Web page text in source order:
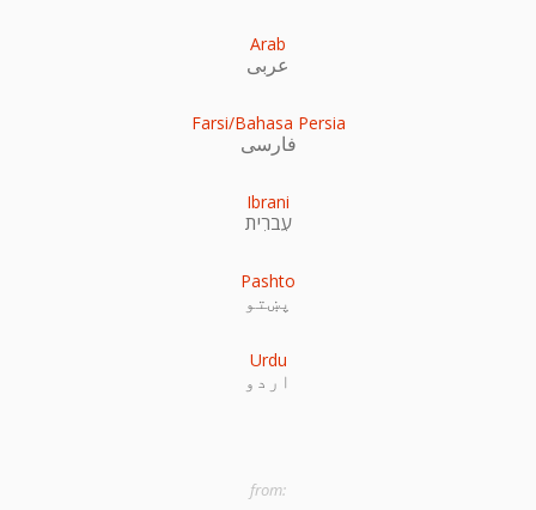
Arab
عربى
Farsi/Bahasa Persia
فارسی
Ibrani
עִברִית
Pashto
پښتو
Urdu
اردو